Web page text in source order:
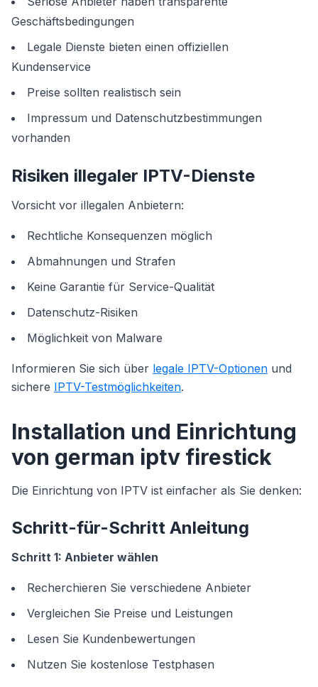
Geschäftsbedingungen
Legale Dienste bieten einen offiziellen
Kundenservice
Preise sollten realistisch sein
Impressum und Datenschutzbestimmungen
vorhanden
Risiken illegaler IPTV-Dienste
Vorsicht vor illegalen Anbietern:
Rechtliche Konsequenzen möglich
Abmahnungen und Strafen
Keine Garantie für Service-Qualität
Datenschutz-Risiken
Möglichkeit von Malware
Informieren Sie sich über legale IPTV-Optionen und
sichere IPTV-Testmöglichkeiten.
Installation und Einrichtung
von german iptv firestick
Die Einrichtung von IPTV ist einfacher als Sie denken:
Schritt-für-Schritt Anleitung
Schritt 1: Anbieter wählen
Recherchieren Sie verschiedene Anbieter
Vergleichen Sie Preise und Leistungen
Lesen Sie Kundenbewertungen
Nutzen Sie kostenlose Testphasen